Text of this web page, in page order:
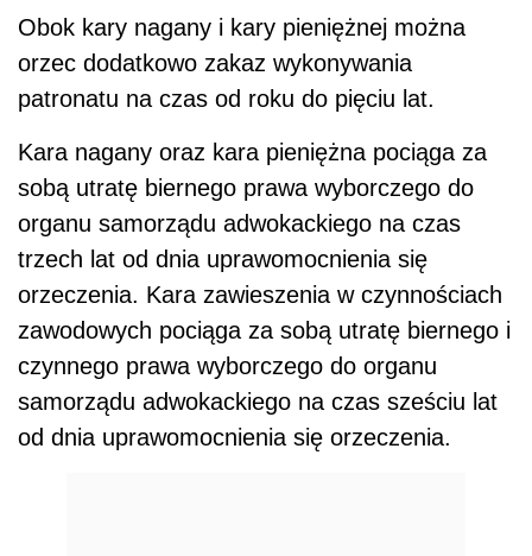
Obok kary nagany i kary pieniężnej można
orzec dodatkowo zakaz wykonywania
patronatu na czas od roku do pięciu lat.
Kara nagany oraz kara pieniężna pociąga za
sobą utratę biernego prawa wyborczego do
organu samorządu adwokackiego na czas
trzech lat od dnia uprawomocnienia się
orzeczenia. Kara zawieszenia w czynnościach
zawodowych pociąga za sobą utratę biernego i
czynnego prawa wyborczego do organu
samorządu adwokackiego na czas sześciu lat
od dnia uprawomocnienia się orzeczenia.